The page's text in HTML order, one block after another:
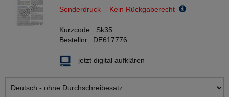
Sonderdruck - Kein Rückgaberecht
Kurzcode: Sk35
Bestellnr.: DE617776
jetzt digital aufklären